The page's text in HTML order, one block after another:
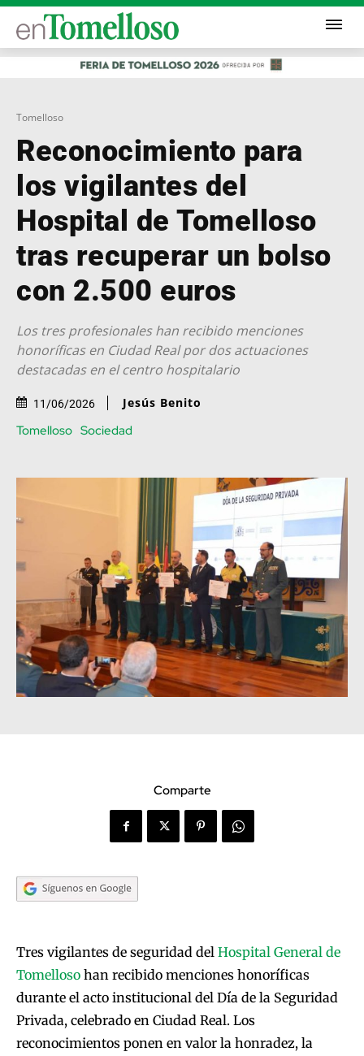
Tomelloso
Reconocimiento para
los vigilantes del
Hospital de Tomelloso
tras recuperar un bolso
con 2.500 euros
Los tres profesionales han recibido menciones
honoríficas en Ciudad Real por dos actuaciones
destacadas en el centro hospitalario
11/06/2026 Jesús Benito
Tomelloso Sociedad
Comparte
Tres vigilantes de seguridad del Hospital General de
Tomelloso han recibido menciones honoríficas
durante el acto institucional del Día de la Seguridad
Privada, celebrado en Ciudad Real. Los
reconocimientos ponen en valor la honradez, la